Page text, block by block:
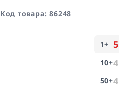
Код товара:86248
1+
10+
50+